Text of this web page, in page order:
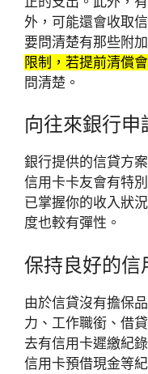
外，可能還會收取
要問清楚有那些附
限制，若提前清償
問清楚。
向往來銀行申
銀行提供的信貸方
信用卡卡友會有特
已掌握你的收入狀
度也較有彈性。
保持良好的信
由於信貸沒有擔保
力、工作職銜、借
去有信用卡遲繳紀
信用卡預借現金等